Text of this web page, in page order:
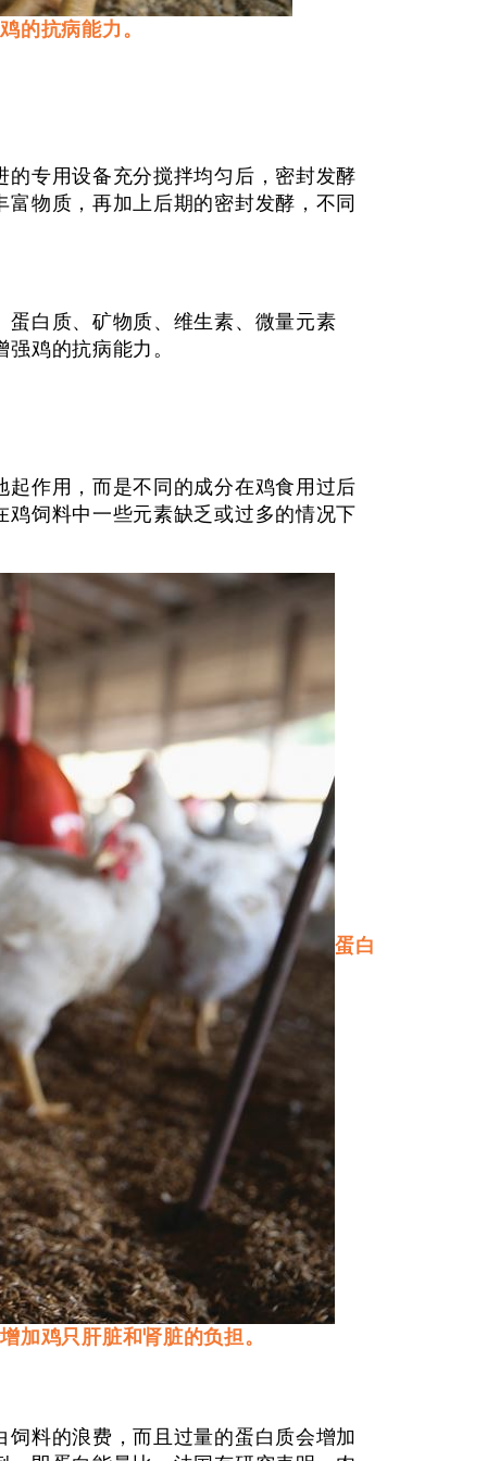
的抗病能力。
专用设备充分搅拌均匀后，密封发酵
物质，再加上后期的密封发酵，不同
白质、矿物质、维生素、微量元素
鸡的抗病能力。
作用，而是不同的成分在鸡食用过后
饲料中一些元素缺乏或过多的情况下
蛋白
加鸡只肝脏和肾脏的负担。
料的浪费，而且过量的蛋白质会增加